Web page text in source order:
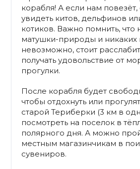
корабля! А если нам
увидеть китов, дельфинов
котиков. Важно помнить, что
матушки-природы и никаких
невозможно, стоит
получать удовольствие от
прогулки.
После корабля будет
чтобы отдохнуть или
старой Териберки (3 км в
посмотреть на поселок в
полярного дня. А можно
местным магазинчикам в
сувениров.